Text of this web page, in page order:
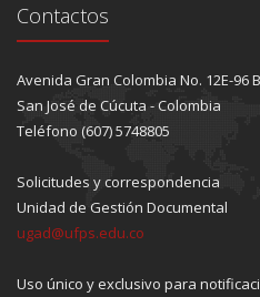
Contactos
Avenida Gran Colombia No. 12E-96
San José de Cúcuta - Colombia
Teléfono (607) 5748805
Solicitudes y correspondencia
Unidad de Gestión Documental
ugad@ufps.edu.co
Uso único y exclusivo para